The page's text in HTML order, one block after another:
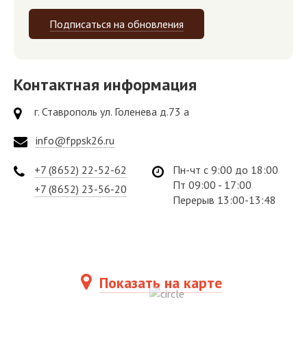
Подписаться на обновления
Контактная информация
г. Ставрополь ул. Голенева д.73 а
info@fppsk26.ru
+7 (8652) 22-52-62
+7 (8652) 23-56-20
Пн-чт с 9:00 до 18:00
Пт 09:00 - 17:00
Перерыв 13:00-13:48
Показать на карте